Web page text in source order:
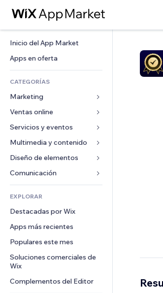
Inicio del App Market
Apps en oferta
CATEGORÍAS
Marketing
Anuncios
Móvil
Analíticas
Anuncios del sitio
Email
Ventas online
Apps para tiendas
Envíos y entregas
Botones de venta
Contabilidad
Cupones y fidelización
Almacenamiento de mercancía
Crowdfunding
Alimentos y bebidas
Servicios y eventos
Hoteles
Eventos
Restaurantes
Inmobiliarias
Reservas
Multimedia y contenido
Galerías
Música
Pódcast
Fotografía
Video
PDF
Compartir archivos
Noticias
Servicios de contenido
Efectos de texto
Diseño de elementos
Mapas y navegación
Privacidad y seguridad
Reloj
Plantillas para páginas
Efectos de imágenes
Botones y menús
Banners e insignias
Calculadoras
Buscar
Formularios
Encuestas
Chat
Comentarios
Teléfono
Comunidad
Reseñas y testimonios
EXPLORAR
Destacadas por Wix
Apps más recientes
Populares este mes
Soluciones comerciales de
Wix
Complementos del Editor